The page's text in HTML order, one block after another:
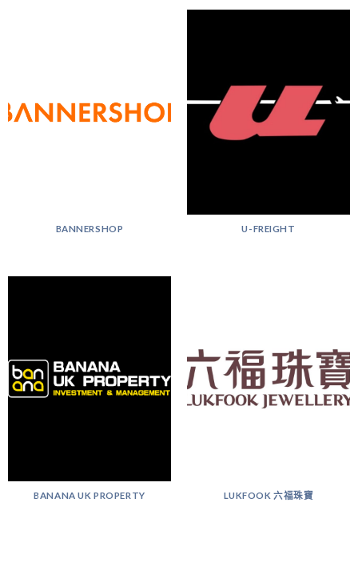
BANNERSHOP U-FREIGHT
BANANA UK PROPERTY LUKFOOK 六福珠寶